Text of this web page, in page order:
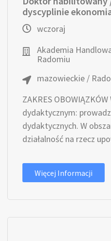
dyscyplinie
wczoraj
Akademia
Radomiu
mazowieckie /
ZAKRES
dydaktycznym:
dydaktycznych. W
działalność na rzecz
Więcej Informacji